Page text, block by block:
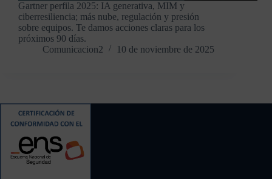
Gartner perfila 2025: IA generativa, MIM y
ciberresiliencia; más nube, regulación y presión
sobre equipos. Te damos acciones claras para los
próximos 90 días.
Comunicacion2
10 de noviembre de 2025
Contacto